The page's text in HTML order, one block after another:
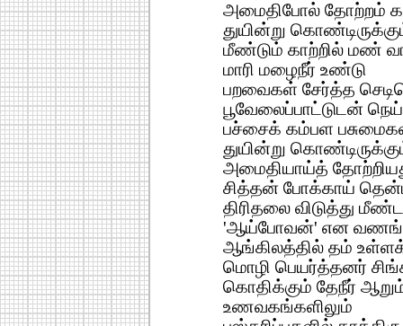
அமைதிபோல் தோற்றம்
துயின்று
மீண்டும் காற்றில் மண்
மாரி மழைநீர் உண்டு
பறவைகள் சேர்த்த
பூவேலைப்பாட்டுடன்
பச்சைக் கம்பள
துயின்று
அமைதியாய்த்
சித்தன் போக்காய்
திரிதலை விடுத்து
'ஆய்போவன்' என
ஆங்கிலத்தில் தம்
மொழி பெயர்த்தனர்
கொதிக்கும் தேநீர்
உணவகங்களிலும்